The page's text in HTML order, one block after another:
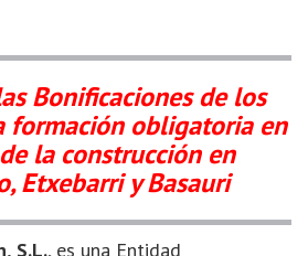
Bonificaciones de los
formación obligatoria en
la construcción en
Etxebarri y Basauri
S.L., es una Entidad